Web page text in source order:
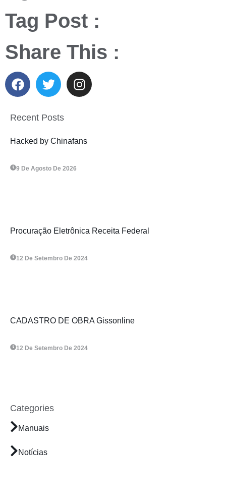
Tag Post :
Share This :
Recent Posts
Hacked by Chinafans
9 De Agosto De 2026
Procuração Eletrônica Receita Federal
12 De Setembro De 2024
CADASTRO DE OBRA Gissonline
12 De Setembro De 2024
Categories
Manuais
Notícias